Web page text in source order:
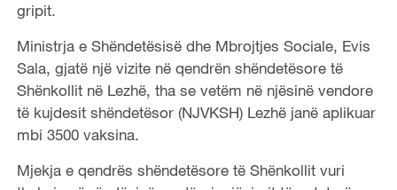
gripit.
Ministrja e Shëndetësisë dhe Mbrojtjes Sociale, Evis
Sala, gjatë një vizite në qendrën shëndetësore të
Shënkollit në Lezhë, tha se vetëm në njësinë vendore
të kujdesit shëndetësor (NJVKSH) Lezhë janë aplikuar
mbi 3500 vaksina.
Mjekja e qendrës shëndetësore të Shënkollit vuri